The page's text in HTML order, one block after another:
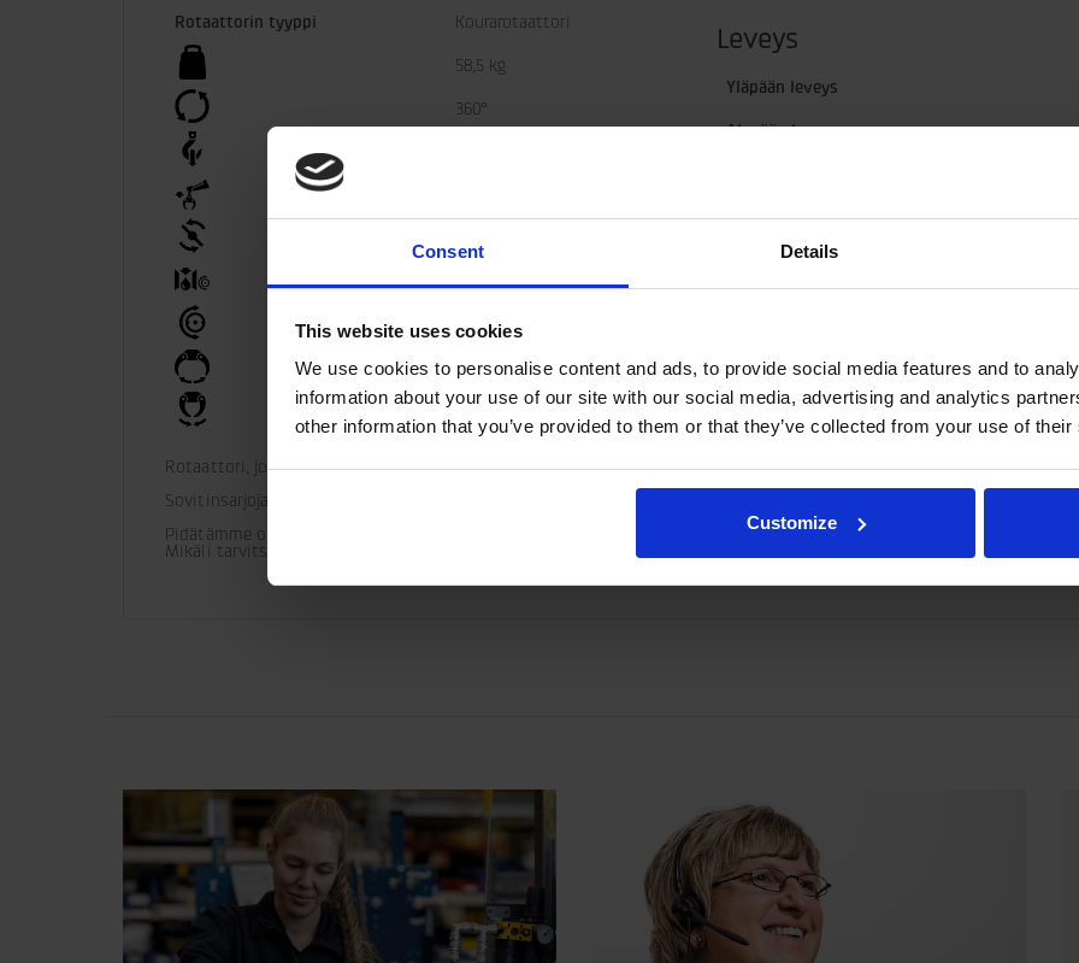
Consent Details
This website uses cookies
We use cookies to personalise content and ads, to provide social media features and to
information about your use of our site with our social media, advertising and analytics
other information that you’ve provided to them or that they’ve collected from your use of
Customize
Rotaattorin tyyppi Kourarotaattori
58,5 kg
360°
25 l/min
25 MPa
30 MPa
Leveys
Yläpään leveys
Alapään leveys
Rotaattori, jossa on vain aksiaaliset liitännät kouratoimintoa varten.
Sovitinsarjoja saatavana muita liitäntöjä varten.
Pidätämme oikeuden tuotemuutoksiin.
Mikäli tarvitset lisää teknisiä tietoja asennuksesta tai hydrauliikan liitännöistä, lähetä sähköpostia osoitteeseen